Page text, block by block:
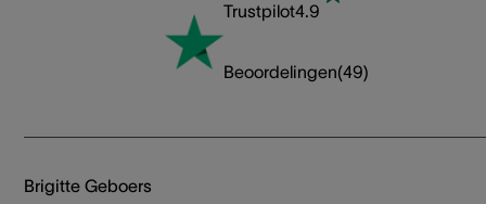
Trustpilot4.9
Beoordelingen(49)
Brigitte Geboers